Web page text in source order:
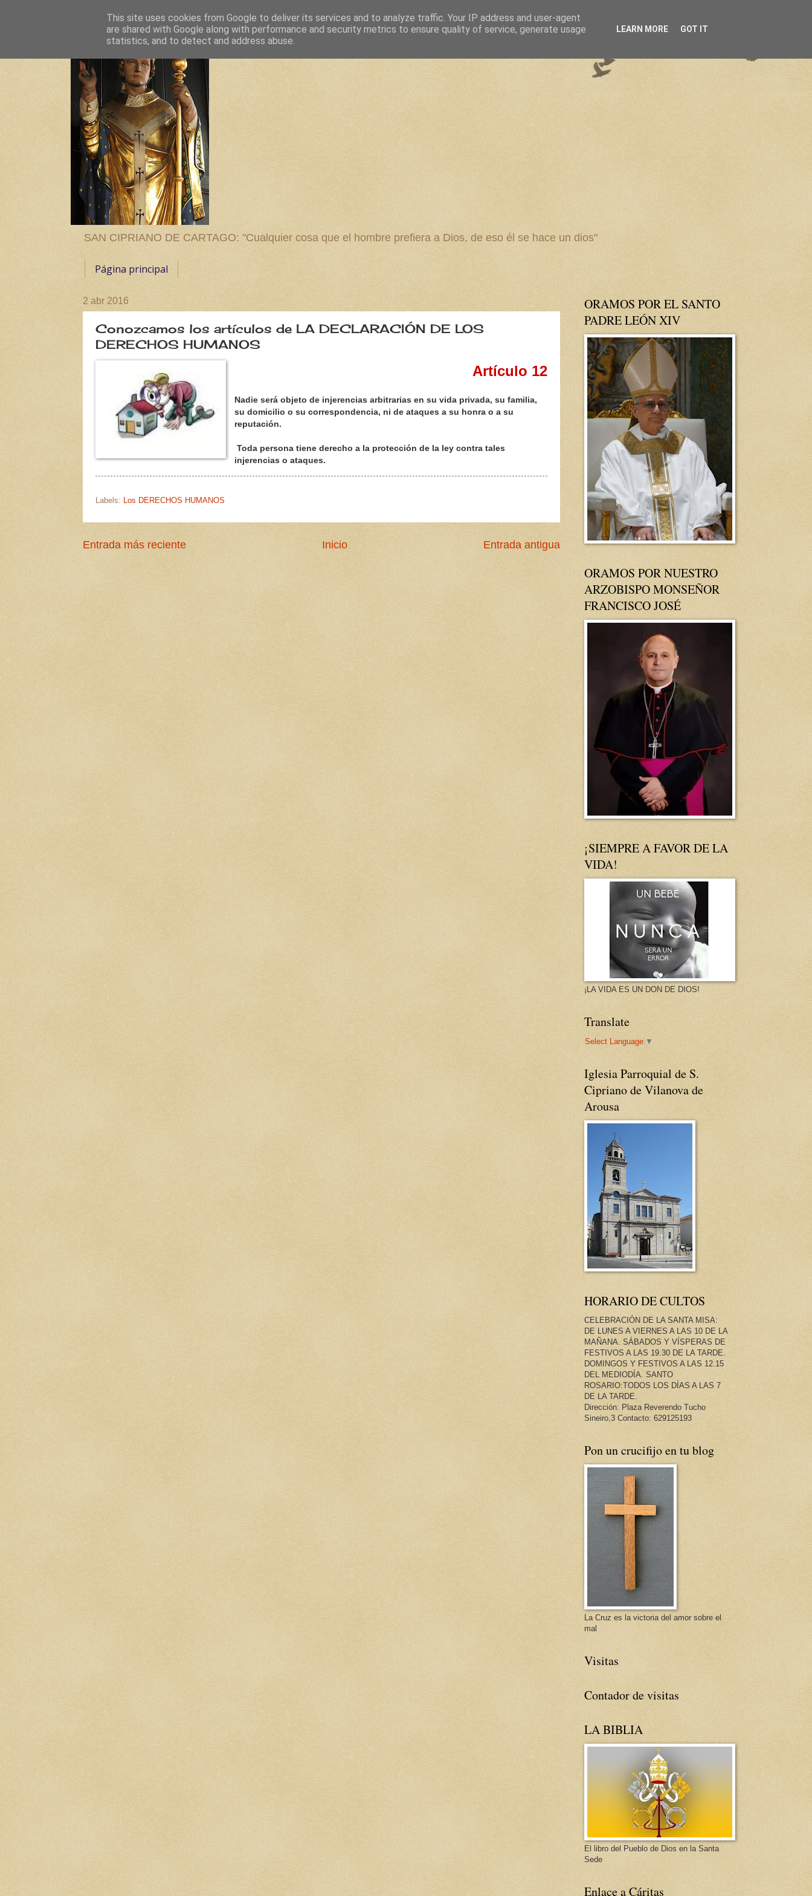
SAN CIPRIANO DE CARTAGO: "Cualquier cosa que el hombre prefiera a Dios, de eso él se hace un dios"
Página principal
2 abr 2016
Conozcamos los artículos de LA DECLARACIÓN DE LOS
DERECHOS HUMANOS
Artículo 12
Nadie será objeto de injerencias arbitrarias en su vida privada, su familia,
su domicilio o su correspondencia, ni de ataques a su honra o a su
reputación.
Toda persona tiene derecho a la protección de la ley contra tales
injerencias o ataques.
Labels: Los DERECHOS HUMANOS
Entrada más reciente Entrada antigua
Inicio
ORAMOS POR EL SANTO
PADRE LEÓN XIV
ORAMOS POR NUESTRO
ARZOBISPO MONSEÑOR
FRANCISCO JOSÉ
¡SIEMPRE A FAVOR DE LA
VIDA!
¡LA VIDA ES UN DON DE DIOS!
Translate
Select Language ▼
Iglesia Parroquial de S.
Cipriano de Vilanova de
Arousa
HORARIO DE CULTOS
CELEBRACIÓN DE LA SANTA MISA:
DE LUNES A VIERNES A LAS 10 DE LA
MAÑANA. SÁBADOS Y VÍSPERAS DE
FESTIVOS A LAS 19.30 DE LA TARDE.
DOMINGOS Y FESTIVOS A LAS 12.15
DEL MEDIODÍA. SANTO
ROSARIO:TODOS LOS DÍAS A LAS 7
DE LA TARDE.
Dirección: Plaza Reverendo Tucho
Sineiro,3 Contacto: 629125193
Pon un crucifijo en tu blog
La Cruz es la victoria del amor sobre el
mal
Visitas
Contador de visitas
LA BIBLIA
El libro del Pueblo de Dios en la Santa
Sede
Enlace a Cáritas
This site uses cookies from Google to deliver its services and to analyze traffic. Your IP address and user-agent
are shared with Google along with performance and security metrics to ensure quality of service, generate usage
statistics, and to detect and address abuse.
LEARN MORE GOT IT